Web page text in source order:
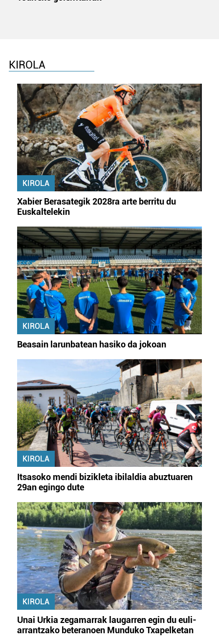
KIROLA
KIROLA
Xabier Berasategik 2028ra arte berritu du
Euskaltelekin
KIROLA
Beasain larunbatean hasiko da jokoan
KIROLA
Itsasoko mendi bizikleta ibilaldia abuztuaren
29an egingo dute
KIROLA
Unai Urkia zegamarrak laugarren egin du euli-
arrantzako beteranoen Munduko Txapelketan